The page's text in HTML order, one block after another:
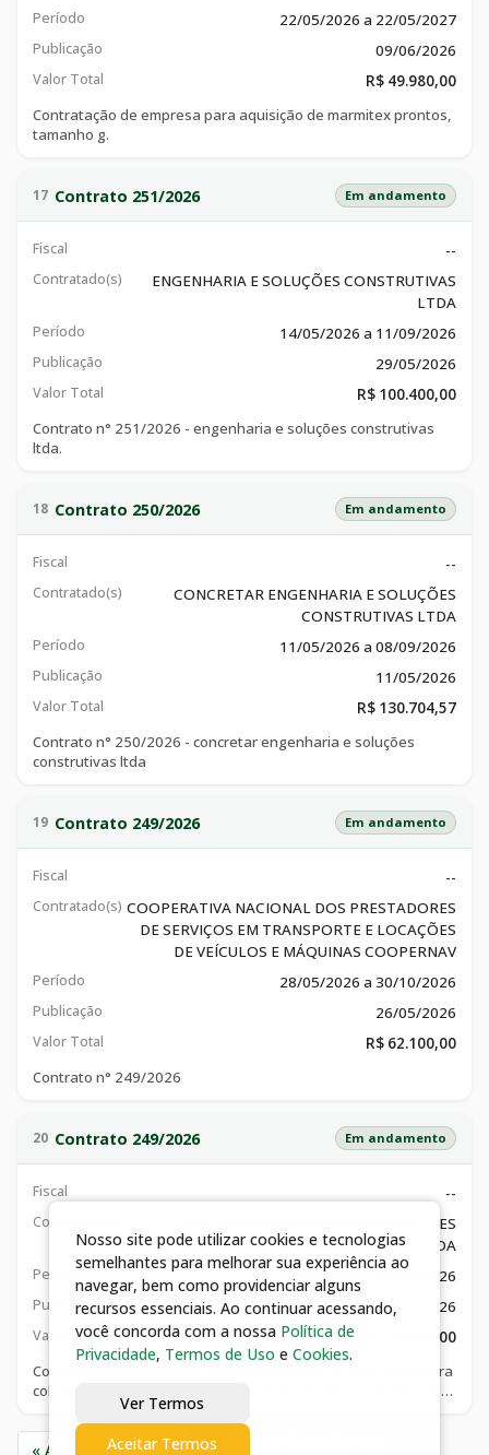
Período 22/05/2026 a 22/05/2027
Publicação 09/06/2026
Valor Total
R$ 49.980,00
Contratação de empresa para aquisição de marmitex prontos,
tamanho g.
17 Contrato 251/2026 Em andamento
Fiscal --
Contratado(s)
ENGENHARIA E SOLUÇÕES CONSTRUTIVAS
LTDA
Período 14/05/2026 a 11/09/2026
Publicação 29/05/2026
Valor Total
R$ 100.400,00
Contrato n° 251/2026 - engenharia e soluções construtivas
ltda.
18 Contrato 250/2026 Em andamento
Fiscal --
Contratado(s)
CONCRETAR ENGENHARIA E SOLUÇÕES
CONSTRUTIVAS LTDA
Período 11/05/2026 a 08/09/2026
Publicação 11/05/2026
Valor Total
R$ 130.704,57
Contrato n° 250/2026 - concretar engenharia e soluções
construtivas ltda
19 Contrato 249/2026 Em andamento
Fiscal --
Contratado(s) COOPERATIVA NACIONAL DOS PRESTADORES
DE SERVIÇOS EM TRANSPORTE E LOCAÇÕES
DE VEÍCULOS E MÁQUINAS COOPERNAV
Período 28/05/2026 a 30/10/2026
Publicação 26/05/2026
Valor Total
R$ 62.100,00
Contrato n° 249/2026
20 Contrato 249/2026 Em andamento
Fiscal --
Contratado(s)
CONCRETAR ENGENHARIA E SOLUÇÕES
CONSTRUTIVAS LTDA
Período 15/05/2026 a 15/09/2026
Publicação 29/05/2026
Valor Total
R$ 130.000,00
Contratação de empresa para a finalização da obra da quadra
coberta com vestiário - padrão fnde, localizada no distrito de
santoantônio do rio verde, pertencente ao município de
catalão - go
« Anterior 1 2 3
Nosso site pode utilizar cookies e tecnologias
semelhantes para melhorar sua experiência ao
navegar, bem como providenciar alguns
recursos essenciais. Ao continuar acessando,
você concorda com a nossa Política de
Privacidade, Termos de Uso e Cookies.
Ver Termos
Aceitar Termos